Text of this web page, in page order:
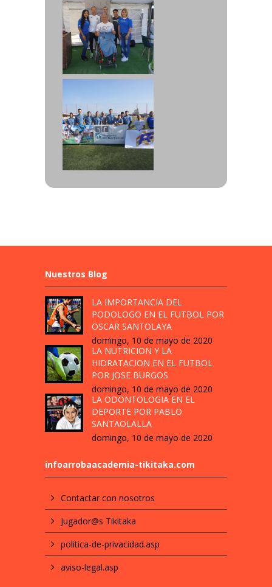
Nuestros Blog
LA IMPORTANCIA DEL
PODOLOGO EN EL FUTBOL POR
OSCAR SANTOLAYA
domingo, 10 de mayo de 2020
LA NUTRICION Y LA
HIDRATACION EN EL FUTBOL
POR JOSE BURGOS
domingo, 10 de mayo de 2020
LA ODONTOLOGIA EN EL
DEPORTE POR PABLO
SANTAOLALLA
domingo, 10 de mayo de 2020
infoarrobaacademia-tikitaka.com
Contactar con nosotros
Jugador@s Tikitaka
politica-de-privacidad.asp
aviso-legal.asp